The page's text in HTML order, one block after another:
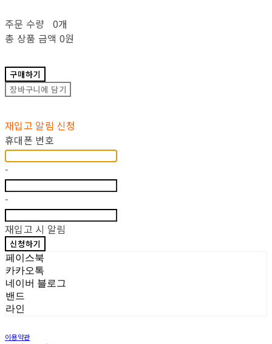
주문 수량
0개
총 상품 금액 0원
구매하기
장바구니에 담기
재입고 알림 신청
휴대폰 번호
-
-
재입고 시 알림
신청하기
페이스북
카카오톡
네이버 블로그
밴드
라인
이용약관